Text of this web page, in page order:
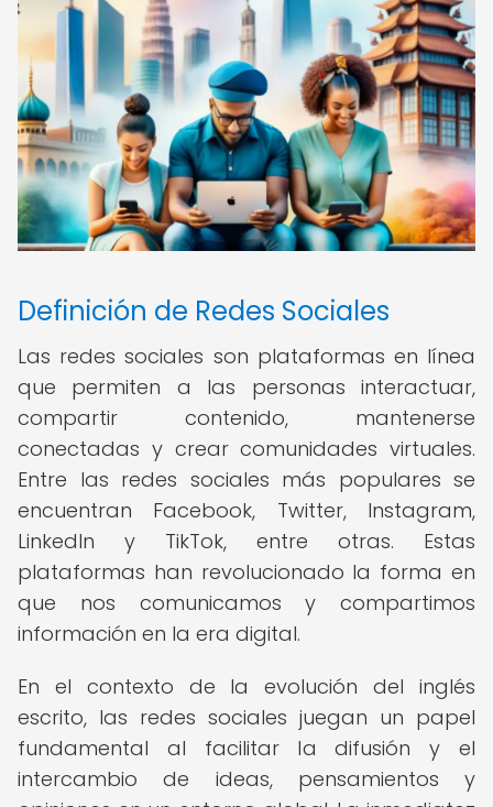
Definición de Redes Sociales
Las redes sociales son plataformas en línea
que permiten a las personas interactuar,
compartir contenido, mantenerse
conectadas y crear comunidades virtuales.
Entre las redes sociales más populares se
encuentran Facebook, Twitter, Instagram,
LinkedIn y TikTok, entre otras. Estas
plataformas han revolucionado la forma en
que nos comunicamos y compartimos
información en la era digital.
En el contexto de la evolución del inglés
escrito, las redes sociales juegan un papel
fundamental al facilitar la difusión y el
intercambio de ideas, pensamientos y